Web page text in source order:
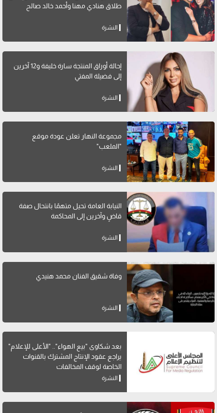
طلاق هنادي مهنا وأحمد خالد صالح
النشرة
إحالة أوراق المنتجة سارة خليفة و12 آخرين
إلى فضيلة المفتي
النشرة
مجموعة النهار تعلن عودة موقع
"الملعب"
النشرة
النيابة العامة تحيل متهمًا بانتحال صفة
قاضٍ وآخرين إلى المحاكمة
النشرة
وفاة شقيق الفنان محمد هنيدي
النشرة
بعد شكاوى "بيع الهواء".. "الأعلى للإعلام"
يراجع عقود الإنتاج المشترك بالقنوات
الخاصة لوقف المخالفات
النشرة